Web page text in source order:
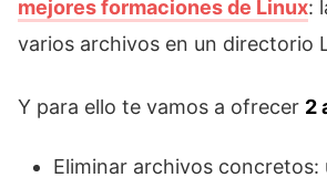
mejores formaciones de Linux:
varios archivos en un directorio
Y para ello te vamos a ofrecer 2
Eliminar archivos concretos: